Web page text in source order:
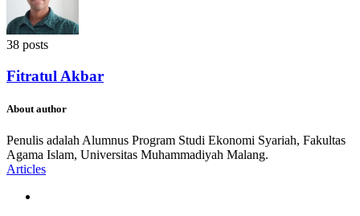
38 posts
Fitratul Akbar
About author
Penulis adalah Alumnus Program Studi Ekonomi Syariah, Fakultas
Agama Islam, Universitas Muhammadiyah Malang.
Articles